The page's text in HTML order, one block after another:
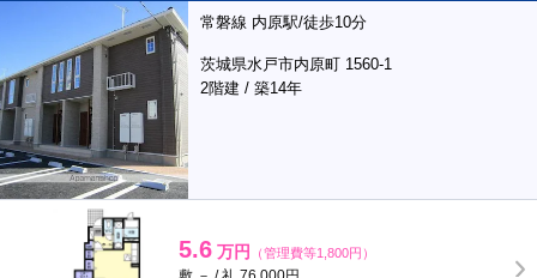
常磐線 内原駅/徒歩10分
茨城県水戸市内原町 1560-1
2階建 / 築14年
5.6 万円 （管理費等1,800円）